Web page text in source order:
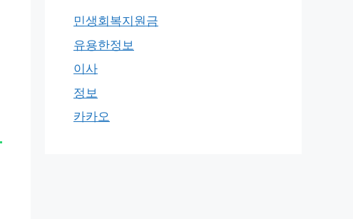
민생회복지원금
유용한정보
이사
정보
카카오